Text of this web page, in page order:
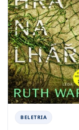
BELETRIA